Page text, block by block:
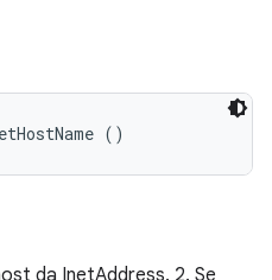
()
da InetAddress. 2. Se